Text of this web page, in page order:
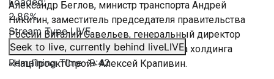
2.86%
Stream TypeLIVE
Seek to live, currently behind liveLIVE
Remaining Time-9:42
Александр Беглов, министр транспорта Андрей
Никитин, заместитель председателя правительства
России Виталий Савельев, генеральный директор
компании РЖД Олег Белозеров, глава холдинга
«НацПроектСтрой» Алексей Крапивин.